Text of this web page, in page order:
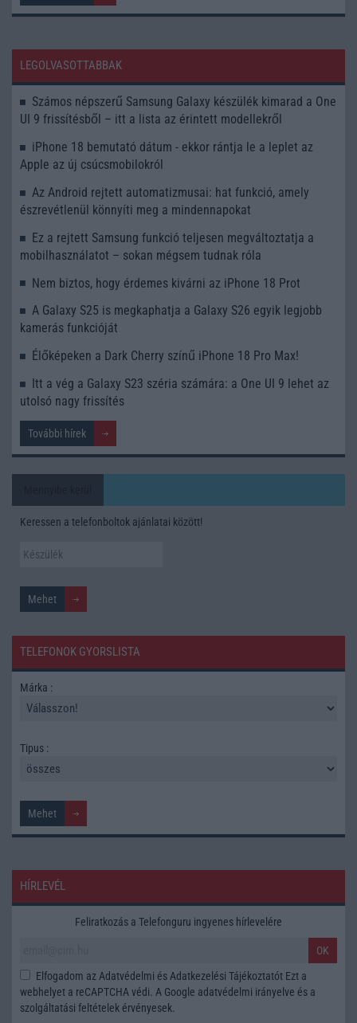
LEGOLVASOTTABBAK
Számos népszerű Samsung Galaxy készülék kimarad a One
UI 9 frissítésből – itt a lista az érintett modellekről
iPhone 18 bemutató dátum - ekkor rántja le a leplet az
Apple az új csúcsmobilokról
Az Android rejtett automatizmusai: hat funkció, amely
észrevétlenül könnyíti meg a mindennapokat
Ez a rejtett Samsung funkció teljesen megváltoztatja a
mobilhasználatot – sokan mégsem tudnak róla
Nem biztos, hogy érdemes kivárni az iPhone 18 Prot
A Galaxy S25 is megkaphatja a Galaxy S26 egyik legjobb
kamerás funkcióját
Élőképeken a Dark Cherry színű iPhone 18 Pro Max!
Itt a vég a Galaxy S23 széria számára: a One UI 9 lehet az
utolsó nagy frissítés
További hírek
Keressen a telefonboltok ajánlatai között!
TELEFONOK GYORSLISTA
Márka :
Tipus :
HÍRLEVÉL
Feliratkozás a Telefonguru ingyenes hírlevelére
OK
Elfogadom azAdatvédelmi és Adatkezelési Tájékoztatót Ezt a
webhelyet a reCAPTCHA védi. A Google adatvédelmi irányelve és a
szolgáltatási feltételek érvényesek.